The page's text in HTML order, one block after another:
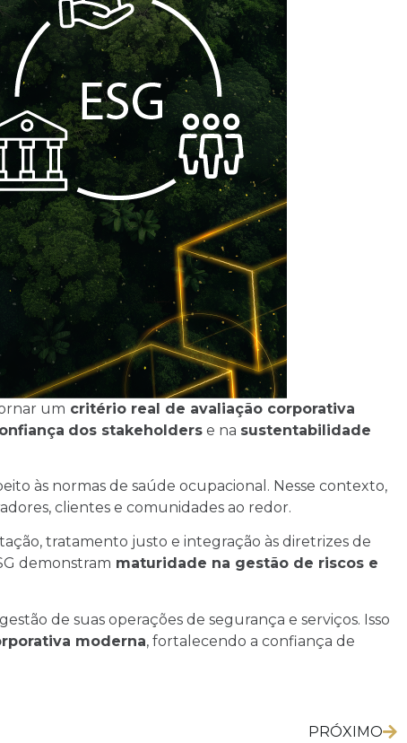
um critério real de avaliação corporativa
dos stakeholders e na sustentabilidade
às normas de saúde ocupacional. Nesse contexto,
clientes e comunidades ao redor.
tratamento justo e integração às diretrizes de
demonstram maturidade na gestão de riscos e
de suas operações de segurança e serviços. Isso
moderna, fortalecendo a confiança de
PRÓXIMO